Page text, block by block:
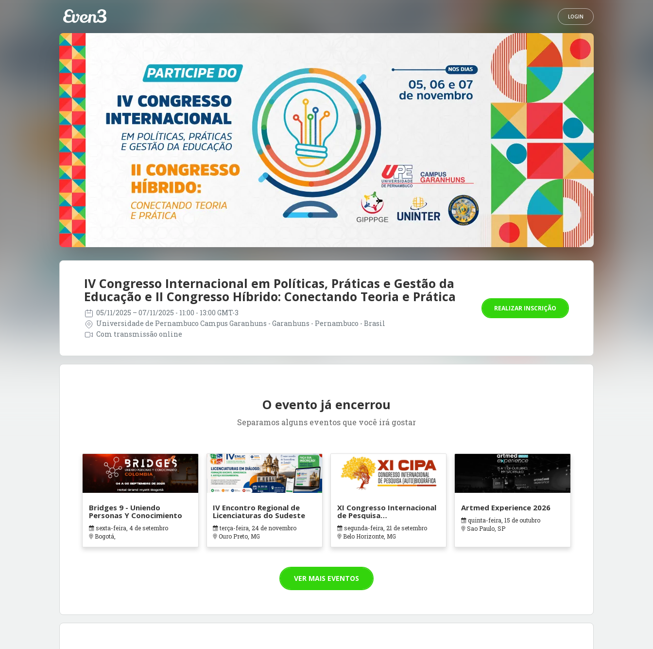
LOGIN
IV Congresso Internacional em Políticas, Práticas e Gestão da
Educação e II Congresso Híbrido: Conectando Teoria e Prática
05/11/2025 – 07/11/2025 - 11:00 - 13:00 GMT-3
Universidade de Pernambuco Campus Garanhuns - Garanhuns - Pernambuco - Brasil
Com transmissão online
REALIZAR INSCRIÇÃO
O evento já encerrou
Separamos alguns eventos que você irá gostar
Bridges 9 - Uniendo
Personas Y Conocimiento
sexta-feira, 4 de setembro
Bogotá,
IV Encontro Regional de
Licenciaturas do Sudeste
terça-feira, 24 de novembro
Ouro Preto, MG
XI Congresso Internacional
de Pesquisa
(Auto)Biográfica
segunda-feira, 21 de setembro
Belo Horizonte, MG
Artmed Experience 2026
quinta-feira, 15 de outubro
Sao Paulo, SP
VER MAIS EVENTOS